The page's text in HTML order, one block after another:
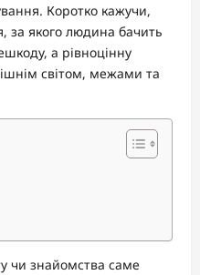
Коротко кажучи,
за якого людина бачить
а рівноцінну
світом, межами та
чи знайомства саме